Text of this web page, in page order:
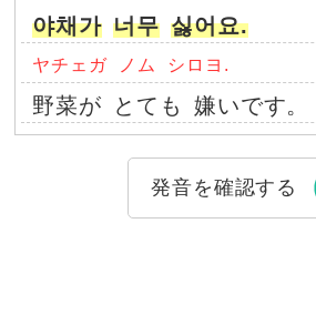
야채가 너무 싫어요.
ヤチェガ ノム シロヨ.
野菜が とても 嫌いです。
発音を確認する